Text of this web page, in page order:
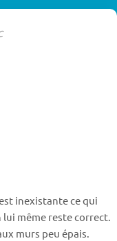
inexistante ce qui
même reste correct.
murs peu épais.